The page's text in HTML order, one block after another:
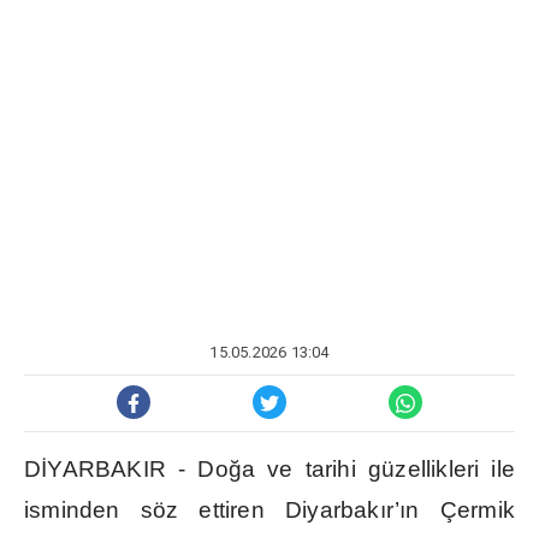
15.05.2026 13:04
DİYARBAKIR - Doğa ve tarihi güzellikleri ile
isminden söz ettiren Diyarbakır’ın Çermik